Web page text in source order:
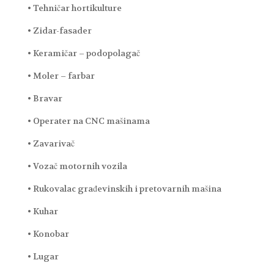
• Tehničar hortikulture
• Zidar-fasader
• Keramičar – podopolagač
• Moler – farbar
• Bravar
• Operater na CNC mašinama
• Zavarivač
• Vozač motornih vozila
• Rukovalac građevinskih i pretovarnih mašina
• Kuhar
• Konobar
• Lugar